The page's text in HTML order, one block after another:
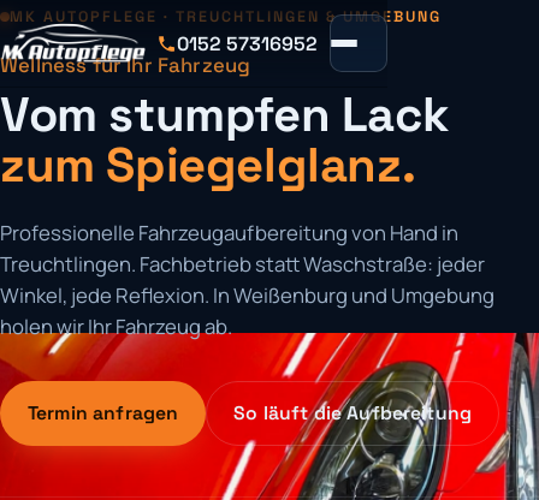
0152 57316952
MK AUTOPFLEGE · TREUCHTLINGEN & UMGEBUNG
Wellness für Ihr Fahrzeug
Vom stumpfen Lack
zum Spiegelglanz.
Professionelle Fahrzeugaufbereitung von Hand in
Treuchtlingen. Fachbetrieb statt Waschstraße: jeder
Winkel, jede Reflexion. In Weißenburg und Umgebung
holen wir Ihr Fahrzeug ab.
Termin anfragen So läuft die Aufbereitung